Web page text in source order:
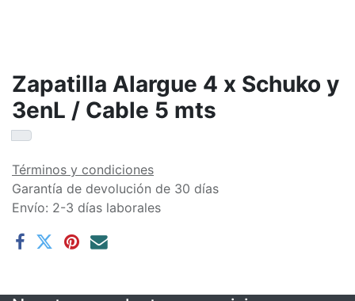
Zapatilla Alargue 4 x Schuko y
3enL / Cable 5 mts
Términos y condiciones
Garantía de devolución de 30 días
Envío: 2-3 días laborales